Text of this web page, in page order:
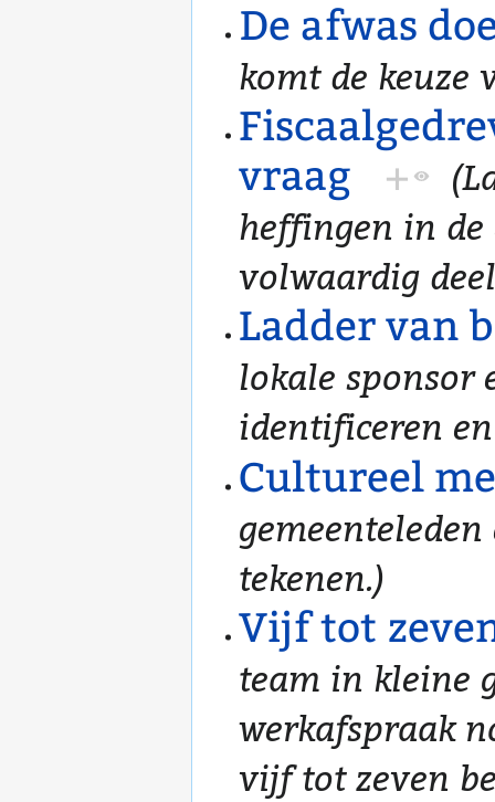
De afwas
komt de keuze
vraag
+
heffingen in
volwaardig
Ladder van
lokale sponsor
identificeren
Cultureel
tekenen.)
Vijf tot
team in kleine
werkafspraak
vijf tot zeven